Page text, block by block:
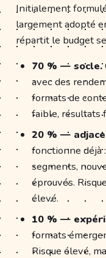
Initialement
largement adopté
répartit le budget
70 % — socle.
avec des
formats de
faible, résultats
20 % —
fonctionne déjà
segments,
éprouvés.
élevé.
10 % —
formats
Risque élevé,